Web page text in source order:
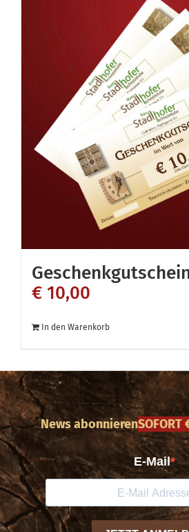
€ 10,00
In den Warenkorb
News abonnierenSOFORT